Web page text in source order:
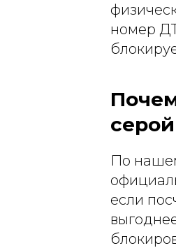
номер
серой
По
если